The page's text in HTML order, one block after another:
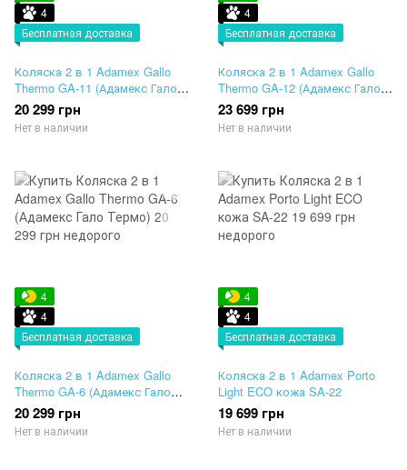
4
Бесплатная доставка
Коляска 2 в 1 Adamex Gallo
Thermo GA-11 (Адамекс Гало
Термо)
20 299 грн
Нет в наличии
4
Бесплатная доставка
Коляска 2 в 1 Adamex Gallo
Thermo GA-12 (Адамекс Гало
Термо)
23 699 грн
Нет в наличии
4
4
Бесплатная доставка
Коляска 2 в 1 Adamex Gallo
Thermo GA-6 (Адамекс Гало
Термо)
20 299 грн
Нет в наличии
4
4
Бесплатная доставка
Коляска 2 в 1 Adamex Porto
Light ECO кожа SA-22
19 699 грн
Нет в наличии